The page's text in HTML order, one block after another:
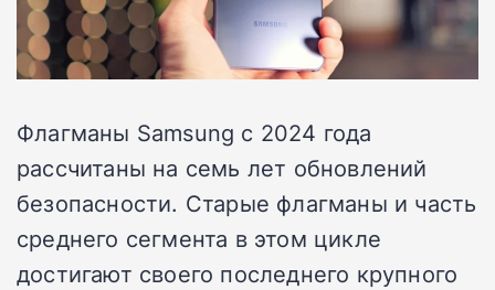
Флагманы Samsung с 2024 года
рассчитаны на семь лет обновлений
безопасности. Старые флагманы и часть
среднего сегмента в этом цикле
достигают своего последнего крупного